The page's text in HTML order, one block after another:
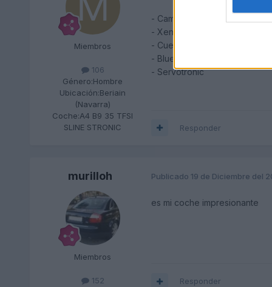
Miembros
106
Género:Hombre
Ubicación:Beriain
(Navarra)
Coche:A4 B9 35 TFSI
SLINE STRONIC
- Cambio automatico
- Xenon
- Cuero
- Bluetooh
- Servotronic
Responder
murilloh
Miembros
152
Publicado 19 de Diciembre del
es mi coche impresionante
Responder